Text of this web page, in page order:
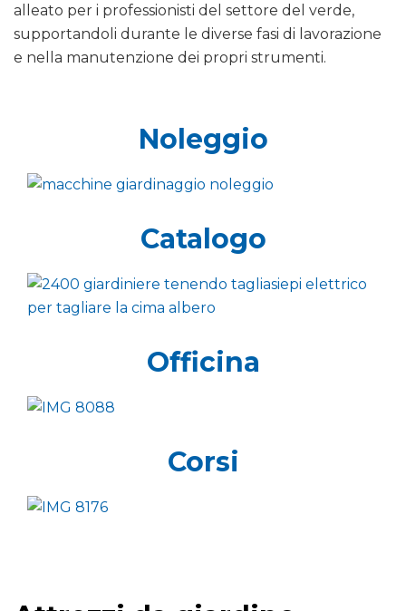
alleato per i professionisti del settore del verde,
supportandoli durante le diverse fasi di lavorazione
e nella manutenzione dei propri strumenti.
Noleggio
Catalogo
Officina
Corsi